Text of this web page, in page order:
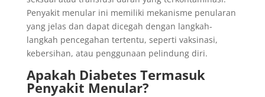
Penyakit menular ini memiliki mekanisme penularan
yang jelas dan dapat dicegah dengan langkah-
langkah pencegahan tertentu, seperti vaksinasi,
kebersihan, atau penggunaan pelindung diri.
Apakah Diabetes Termasuk
Penyakit Menular?